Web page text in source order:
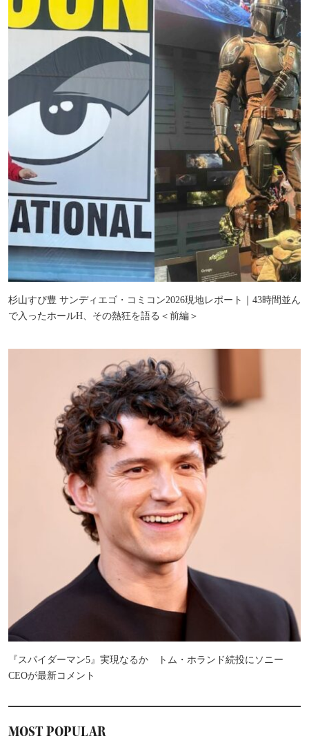
杉山すぴ豊 サンディエゴ・コミコン2026現地レポート｜43時間並ん
で入ったホールH、その熱狂を語る＜前編＞
『スパイダーマン5』実現なるか トム・ホランド続投にソニー
CEOが最新コメント
MOST POPULAR